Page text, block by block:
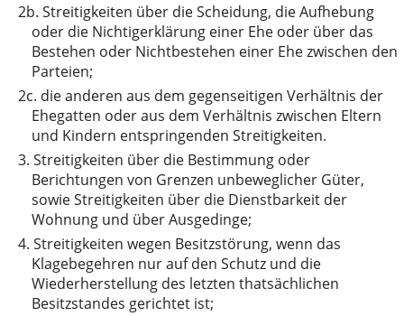
2b. Streitigkeiten über die Scheidung, die Aufhebung
oder die Nichtigerklärung einer Ehe oder über das
Bestehen oder Nichtbestehen einer Ehe zwischen den
Parteien;
2c. die anderen aus dem gegenseitigen Verhältnis der
Ehegatten oder aus dem Verhältnis zwischen Eltern
und Kindern entspringenden Streitigkeiten.
3. Streitigkeiten über die Bestimmung oder
Berichtungen von Grenzen unbeweglicher Güter,
sowie Streitigkeiten über die Dienstbarkeit der
Wohnung und über Ausgedinge;
4. Streitigkeiten wegen Besitzstörung, wenn das
Klagebegehren nur auf den Schutz und die
Wiederherstellung des letzten thatsächlichen
Besitzstandes gerichtet ist;